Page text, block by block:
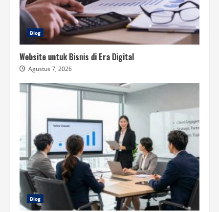
Blog
Website untuk Bisnis di Era Digital
Agustus 7, 2026
Blog